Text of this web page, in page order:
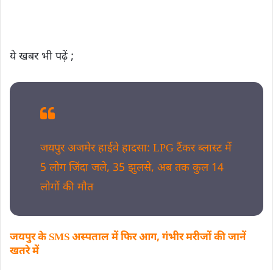
ये खबर भी पढ़ें ;
जयपुर अजमेर हाईवे हादसा: LPG टैंकर ब्लास्ट में
5 लोग जिंदा जले, 35 झुलसे, अब तक कुल 14
लोगों की माैत
जयपुर के SMS अस्पताल में फिर आग, गंभीर मरीजों की जानें
खतरे में